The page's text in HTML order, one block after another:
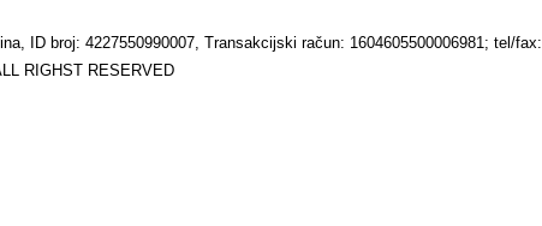
ID broj: 4227550990007, Transakcijski račun: 1604605500006981; tel/fax:
RIGHST RESERVED